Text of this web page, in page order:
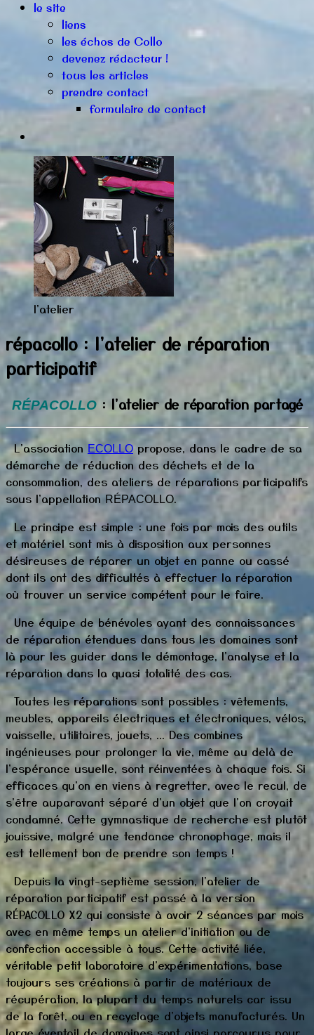
le site
liens
les échos de Collo
devenez rédacteur !
tous les articles
prendre contact
formulaire de contact
l'atelier
répacollo : l'atelier de réparation
participatif
RÉPACOLLO: l'atelier de réparation partagé
L'association ECOLLO propose, dans le cadre de sa
démarche de réduction des déchets et de la
consommation, des ateliers de réparations participatifs
sous l'appellationRÉPACOLLO.
Le principe est simple : une fois par mois des outils
et matériel sont mis à disposition aux personnes
désireuses de réparer un objet en panne ou cassé
dont ils ont des difficultés à effectuer la réparation
où trouver un service compétent pour le faire.
Une équipe de bénévoles ayant des connaissances
de réparation étendues dans tous les domaines sont
là pour les guider dans le démontage, l'analyse et la
réparation dans la quasi totalité des cas.
Toutes les réparations sont possibles : vêtements,
meubles, appareils électriques et électroniques, vélos,
vaisselle, utilitaires, jouets, ... Des combines
ingénieuses pour prolonger la vie, même au delà de
l'espérance usuelle, sont réinventées à chaque fois. Si
efficaces qu'on en viens à regretter, avec le recul, de
s'être auparavant séparé d'un objet que l'on croyait
condamné. Cette gymnastique de recherche est plutôt
jouissive, malgré une tendance chronophage, mais il
est tellement bon de prendre son temps !
Depuis la vingt-septième session, l'atelier de
réparation participatif est passé à la version
RÉPACOLLO X2 qui consiste à avoir 2 séances par mois
avec en même temps un atelier d'initiation ou de
confection accessible à tous. Cette activité liée,
véritable petit laboratoire d'expérimentations, base
toujours ses créations à partir de matériaux de
récupération, la plupart du temps naturels car issu
de la forêt, ou en recyclage d'objets manufacturés. Un